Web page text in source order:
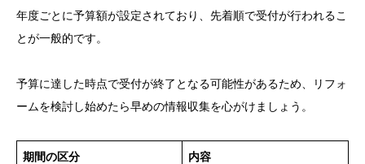
年度ごとに予算額が設定されており、先着順で受付が行われるこ
とが一般的です。
予算に達した時点で受付が終了となる可能性があるため、リフォ
ームを検討し始めたら早めの情報収集を心がけましょう。
期間の区分 内容